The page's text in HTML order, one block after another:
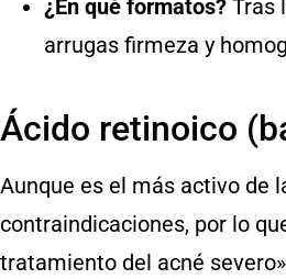
¿En qué formatos? Tras
arrugas firmeza y
Ácido retinoico
Aunque es el más activo de
contraindicaciones, por lo
tratamiento del acné